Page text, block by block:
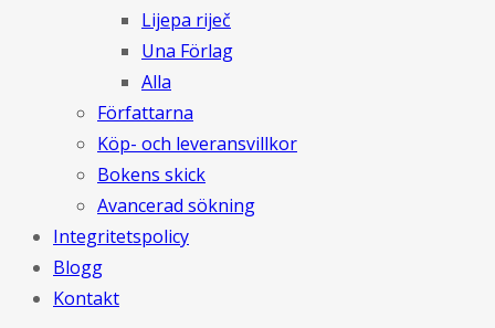
Lijepa riječ
Una Förlag
Alla
Författarna
Köp- och leveransvillkor
Bokens skick
Avancerad sökning
Integritetspolicy
Blogg
Kontakt